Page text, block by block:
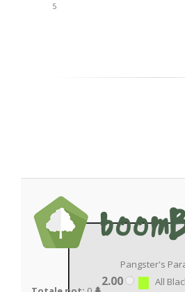
5
Pangster's
2.00
All